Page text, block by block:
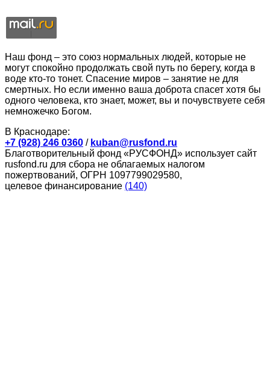
Наш фонд – это союз нормальных людей, которые не
могут спокойно продолжать свой путь по берегу, когда в
воде кто-то тонет. Спасение миров – занятие не для
смертных. Но если именно ваша доброта спасет хотя бы
одного человека, кто знает, может, вы и почувствуете себя
немножечко Богом.
В Краснодаре:
+7 (928) 246 0360 / kuban@rusfond.ru
Благотворительный фонд «РУСФОНД» использует сайт
rusfond.ru для сбора не облагаемых налогом
пожертвований, ОГРН 1097799029580,
целевое финансирование (140)